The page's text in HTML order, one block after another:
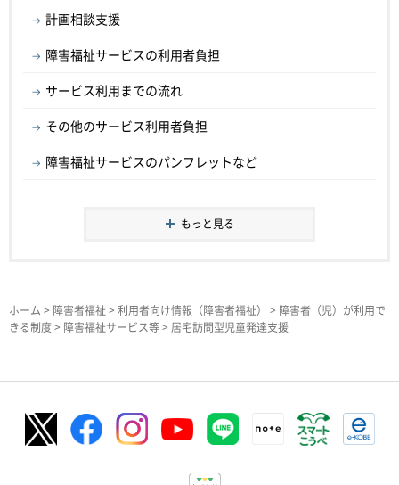
計画相談支援
障害福祉サービスの利用者負担
サービス利用までの流れ
その他のサービス利用者負担
障害福祉サービスのパンフレットなど
もっと見る
ホーム > 障害者福祉 > 利用者向け情報（障害者福祉） > 障害者（児）が利用で
きる制度 > 障害福祉サービス等> 居宅訪問型児童発達支援